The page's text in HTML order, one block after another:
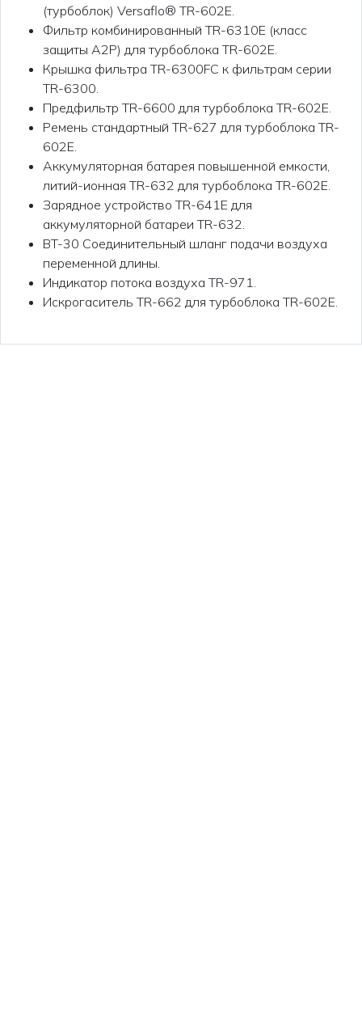
(турбоблок) Versaflo® TR-602E.
Фильтр комбинированный TR-6310E (класс
защиты A2P) для турбоблока TR-602E.
Крышка фильтра TR-6300FC к фильтрам серии
TR-6300.
Предфильтр TR-6600 для турбоблока TR-602E.
Ремень стандартный TR-627 для турбоблока TR-
602E.
Аккумуляторная батарея повышенной емкости,
литий-ионная TR-632 для турбоблока TR-602E.
Зарядное устройство TR-641E для
аккумуляторной батареи TR-632.
BT-30 Соединительный шланг подачи воздуха
переменной длины.
Индикатор потока воздуха TR-971.
Искрогаситель TR-662 для турбоблока TR-602E.